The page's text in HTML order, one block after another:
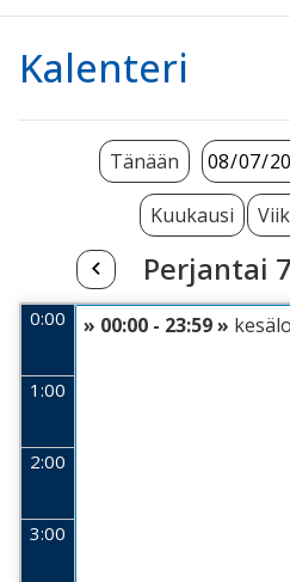
Kalenteri
Kuukausi
Perjantai
Tänään
0:00
1:00
2:00
3:00
» 00:00 - 23:59 »